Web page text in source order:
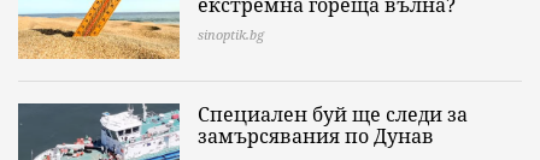
sinoptik.bg
Специален буй ще следи за
замърсявания по Дунав